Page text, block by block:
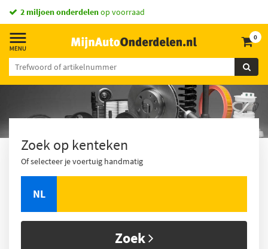
2 miljoen onderdelenop voorraad
0
Zoek op kenteken
Of selecteer je voertuig handmatig
NL
Zoek